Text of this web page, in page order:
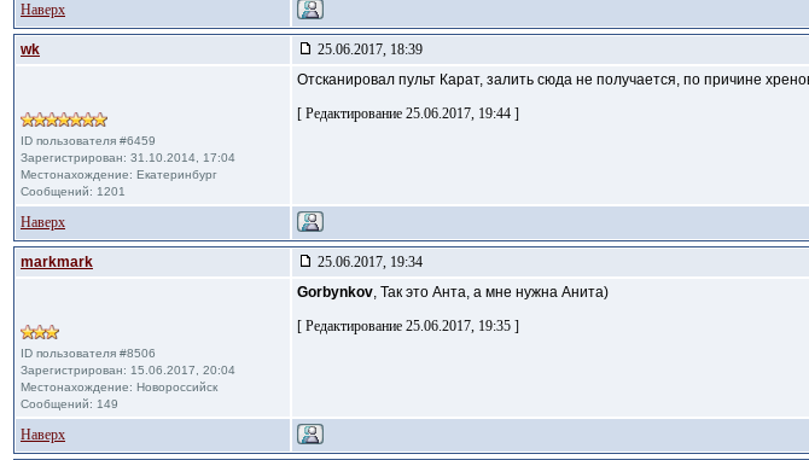
Наверх
wk 25.06.2017, 18:39
ID пользователя #6459
Зарегистрирован: 31.10.2014, 17:04
Местонахождение: Екатеринбург
Сообщений: 1201
Отсканировал пульт Карат, залить сюда не получается, по причине
[ Редактирование 25.06.2017, 19:44 ]
Наверх
markmark 25.06.2017, 19:34
ID пользователя #8506
Зарегистрирован: 15.06.2017, 20:04
Местонахождение: Новороссийск
Сообщений: 149
Gorbynkov, Так это Анта, а мне нужна Анита)
[ Редактирование 25.06.2017, 19:35 ]
Наверх